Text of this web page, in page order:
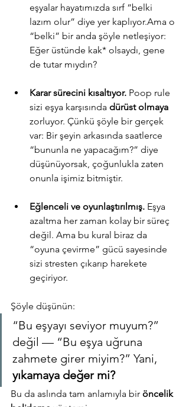
eşyalar hayatımızda sırf “belki
lazım olur” diye yer kaplıyor.Ama o
“belki” bir anda şöyle netleşiyor:
Eğer üstünde kak* olsaydı, gene
de tutar mıydın?
Karar sürecini kısaltıyor. Poop rule
sizi eşya karşısında dürüst olmaya
zorluyor. Çünkü şöyle bir gerçek
var: Bir şeyin arkasında saatlerce
“bununla ne yapacağım?” diye
düşünüyorsak, çoğunlukla zaten
onunla işimiz bitmiştir.
Eğlenceli ve oyunlaştırılmış. Eşya
azaltma her zaman kolay bir süreç
değil. Ama bu kural biraz da
“oyuna çevirme” gücü sayesinde
sizi stresten çıkarıp harekete
geçiriyor.
Şöyle düşünün:
“Bu eşyayı seviyor muyum?”
değil — “Bu eşya uğruna
zahmete girer miyim?” Yani,
yıkamaya değer mi?
Bu da aslında tam anlamıyla bir öncelik